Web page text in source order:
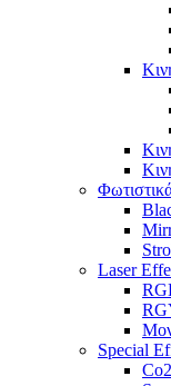
Laser
Special